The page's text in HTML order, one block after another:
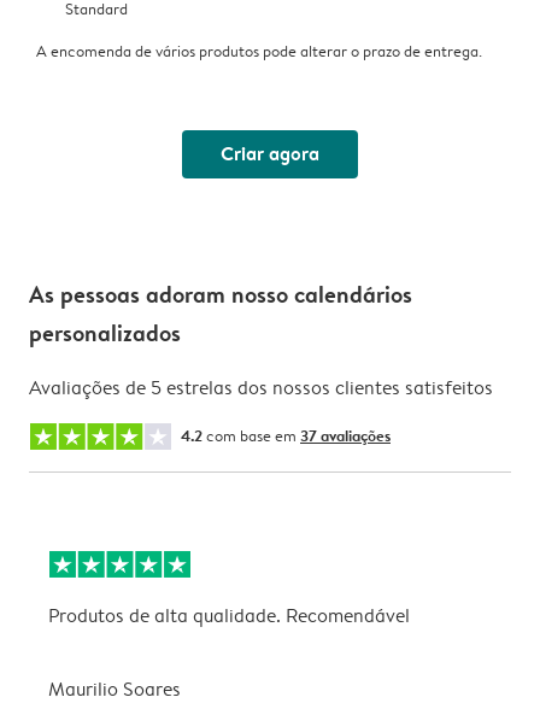
Standard
A encomenda de vários produtos pode alterar o prazo de entrega.
Criar agora
As pessoas adoram nosso calendários
personalizados
Avaliações de 5 estrelas dos nossos clientes satisfeitos
4.2com base em 37 avaliações
Produtos de alta qualidade. Recomendável
Maurilio Soares